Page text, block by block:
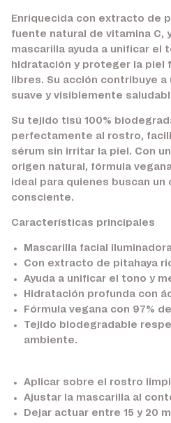
Enriquecida con extracto de
fuente natural de vitamina C,
mascarilla ayuda a unificar el
hidratación y proteger la piel
libres. Su acción contribuye a
suave y visiblemente
Su tejido tisú 100%
perfectamente al rostro,
sérum sin irritar la piel. Con
origen natural, fórmula
ideal para quienes buscan un
consciente.
Características principales
Mascarilla facial
Con extracto de pitahaya
Ayuda a unificar el tono y
Hidratación profunda con
Fórmula vegana con 97%
Tejido biodegradable
ambiente.
Aplicar sobre el rostro
Ajustar la mascarilla al
Dejar actuar entre 15 y 20